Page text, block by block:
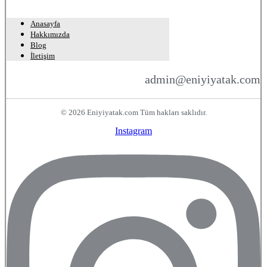
Anasayfa
Hakkımızda
Blog
İletişim
admin@eniyiyatak.com
© 2026 Eniyiyatak.com Tüm hakları saklıdır.
Instagram